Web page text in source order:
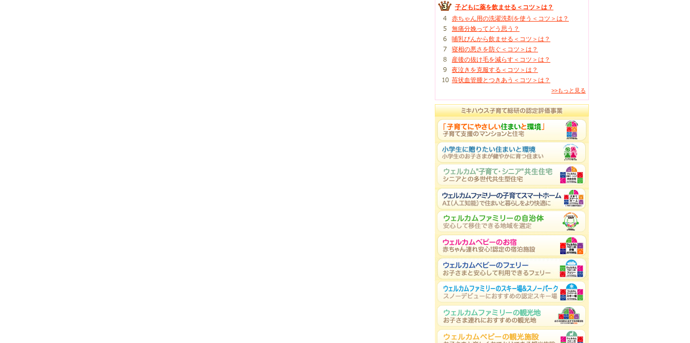
子どもに薬を飲ませる＜コツ＞は？
赤ちゃん用の洗濯洗剤を使う＜コツ＞は？
無痛分娩ってどう思う？
哺乳びんから飲ませる＜コツ＞は？
寝相の悪さを防ぐ＜コツ＞は？
産後の抜け毛を減らす＜コツ＞は？
夜泣きを克服する＜コツ＞は？
苺状血管腫とつきあう＜コツ＞は？
>>もっと見る